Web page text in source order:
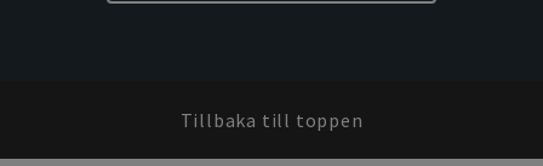
Tillbaka till toppen